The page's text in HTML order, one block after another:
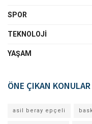
SPOR
TEKNOLOJI
YAŞAM
ÖNE ÇIKAN KONULAR
asil beray epçeli